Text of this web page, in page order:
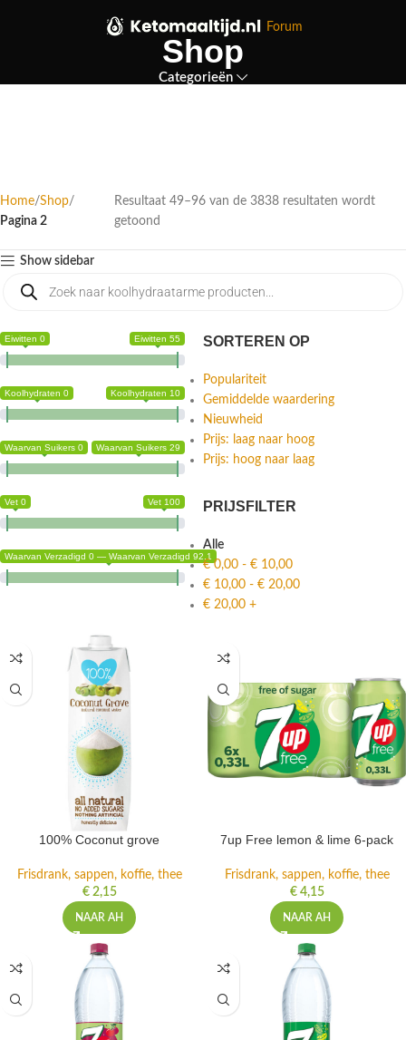
Forum
Shop
Categorieën
Home Shop
Pagina 2
Resultaat 49–96 van de 3838 resultaten wordt
getoond
Show sidebar
Eiwitten 0 Eiwitten 55
Koolhydraten 0 Koolhydraten 10
Waarvan Suikers 0 Waarvan Suikers 29
Vet 0 Vet 100
Waarvan Verzadigd 0 — Waarvan Verzadigd 92.1
SORTEREN OP
Populariteit
Gemiddelde waardering
Nieuwheid
Prijs: laag naar hoog
Prijs: hoog naar laag
PRIJSFILTER
Alle
€0,00 - € 10,00
€ 10,00 - € 20,00
€ 20,00 +
100% Coconut grove
Frisdrank, sappen, koffie, thee
€2,15
NAAR AH
7up Free lemon & lime 6-pack
Frisdrank, sappen, koffie, thee
€4,15
NAAR AH